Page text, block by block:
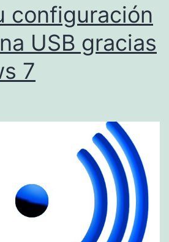
configuración
USB gracias
7